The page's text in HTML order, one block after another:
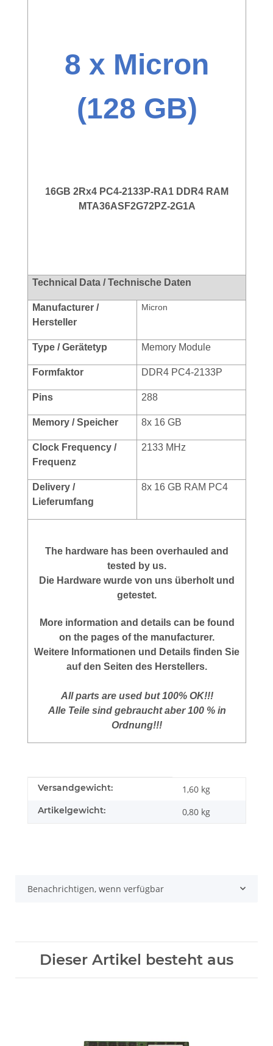
8 x Micron
(128 GB)
16GB 2Rx4 PC4-2133P-RA1 DDR4 RAM
MTA36ASF2G72PZ-2G1A
Technical Data / Technische Daten
Manufacturer /
Hersteller
Micron
Type / Gerätetyp Memory Module
Formfaktor DDR4 PC4-2133P
Pins 288
Memory / Speicher 8x 16 GB
Clock Frequency /
Frequenz
2133 MHz
Delivery /
Lieferumfang
8x 16 GB RAM PC4
The hardware has been overhauled and
tested by us.
Die Hardware wurde von uns überholt und
getestet.
More information and details can be found
on the pages of the manufacturer.
Weitere Informationen und Details finden Sie
auf den Seiten des Herstellers.
All parts are used but 100% OK!!!
Alle Teile sind gebraucht aber 100 % in
Ordnung!!!
Produkteigenschaft
Wert
Versandgewicht: 1,60 kg
Artikelgewicht: 0,80 kg
Benachrichtigen, wenn verfügbar
Dieser Artikel besteht aus